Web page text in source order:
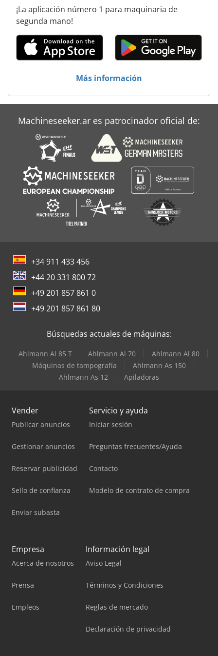
Motor De Traccion
Máquinas De Herramientas
Máquinas Para
¡La aplicación número 1 para maquinaria de
segunda mano!
Más información
Machineseeker.ar es patrocinador oficial de:
+34 911 433 456
+44 20 331 800 72
+49 201 857 861 0
+49 201 857 861 80
Búsquedas actuales de máquinas:
Ahlmann Al 85 T Ahlmann Al 70
Ahlmann Al 80
Máquinas de tampografía
Ahlmann As 150
Ahlmann As 12
Apiladoras
Vender
Publicar anuncios
Gestionar anuncios
Reservar publicidad
Sello de confianza
Enviar subasta
Servicio y ayuda
Iniciar sesión
Preguntas frecuentes/Ayuda
Contacto
Modelo de contrato de compra
Empresa
Acerca de nosotros
Prensa
Empleos
Información legal
Aviso Legal
Términos y Condiciones
Reglas de mercado
Declaración de privacidad